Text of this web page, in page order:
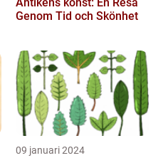
Genom Tid och Skönhet
09 januari 2024